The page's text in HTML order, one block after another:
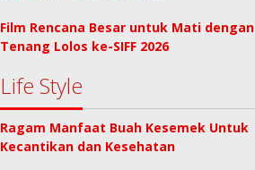
Film Rencana Besar untuk Mati dengan
Tenang Lolos ke-SIFF 2026
Life Style
Ragam Manfaat Buah Kesemek Untuk
Kecantikan dan Kesehatan